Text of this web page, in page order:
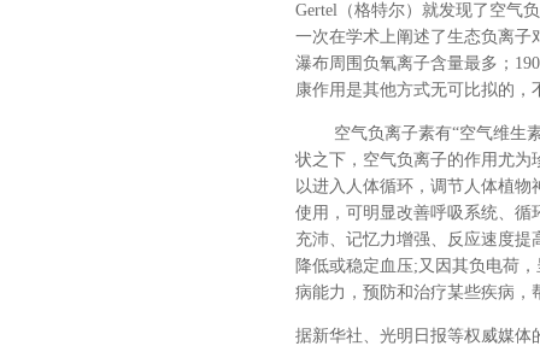
Gertel（格特尔）就发现了空气
一次在学术上阐述了生态负离子
瀑布周围负氧离子含量最多；
康作用是其他方式无可比拟的，
空气负离子素有“空气维生
状之下，空气负离子的作用尤为
以进入人体循环，调节人体植
使用，可明显改善呼吸系统、循
充沛、记忆力增强、反应速度
降低或稳定血压;又因其负电荷
病能力，预防和治疗某些疾病，
据新华社、光明日报等权威媒体